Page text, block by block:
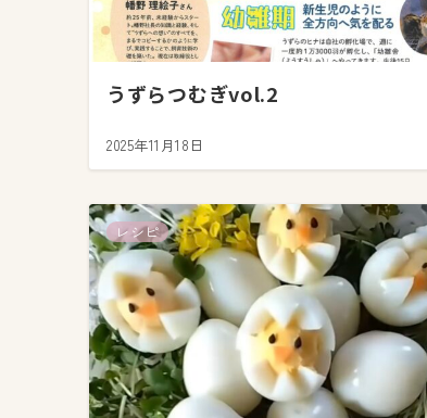
うずらつむぎvol.2
2025年11月18日
レシピ